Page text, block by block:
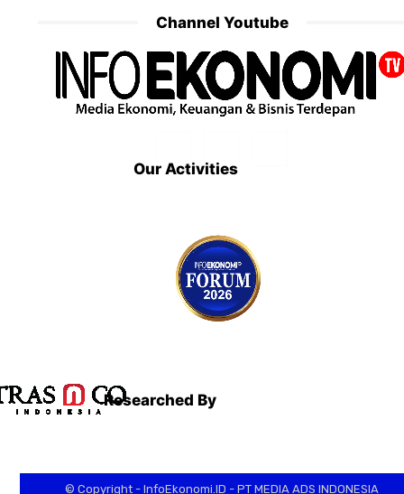
Channel Youtube
Our Activities
Researched By
© Copyright - InfoEkonomi.ID - PT MEDIA ADS INDONESIA